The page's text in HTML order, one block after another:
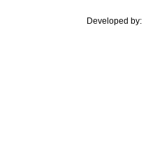
Developed by: